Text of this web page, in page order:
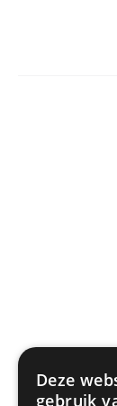
Deze
gebruik